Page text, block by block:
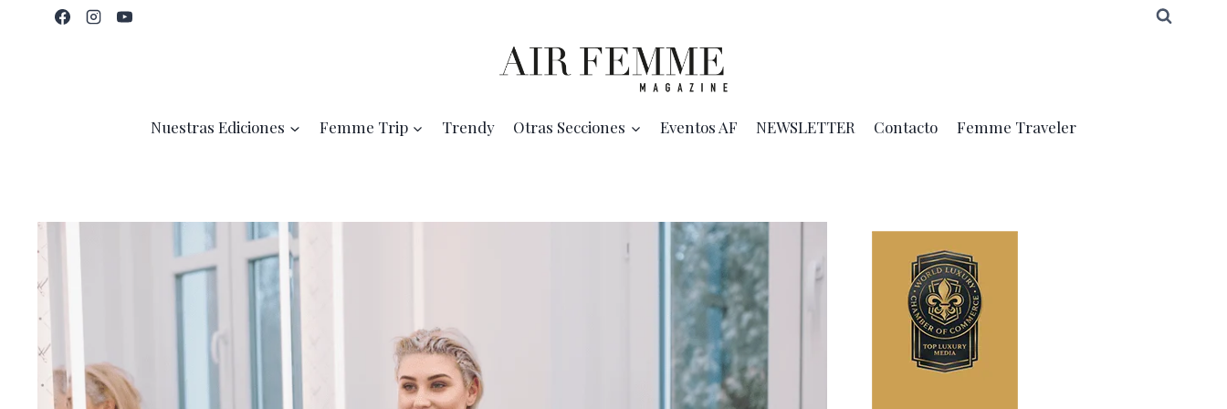
Nuestras Ediciones Femme Trip Trendy Otras Secciones Eventos AF NEWSLETTER Contacto Femme Traveler